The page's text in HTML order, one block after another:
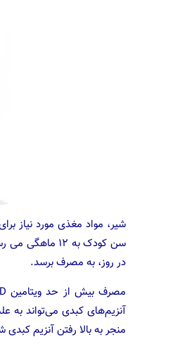
سن کودک به
در روز، به مصرف برسد.
آنزیم‌های کبدی می‌تواند به
منجر به بالا رفتن آنزیم کبدی